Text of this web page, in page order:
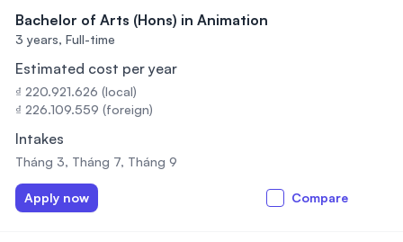
Bachelor of Arts (Hons) in Animation
3 years, Full-time
Estimated cost per year
₫ 220.921.626 (local)
₫ 226.109.559 (foreign)
Intakes
Tháng 3, Tháng 7, Tháng 9
Apply now Compare